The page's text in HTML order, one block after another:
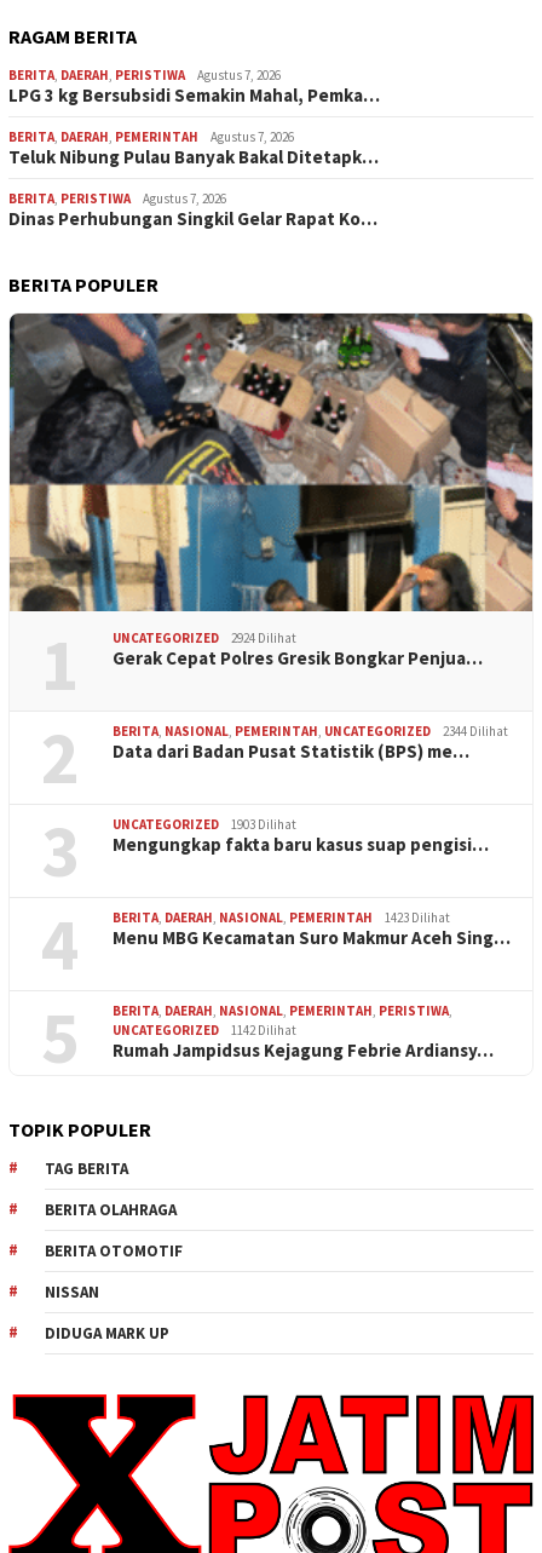
RAGAM BERITA
BERITA, DAERAH, PERISTIWA Agustus 7, 2026
LPG 3 kg Bersubsidi Semakin Mahal, Pemka…
BERITA, DAERAH, PEMERINTAH Agustus 7, 2026
Teluk Nibung Pulau Banyak Bakal Ditetapk…
BERITA, PERISTIWA Agustus 7, 2026
Dinas Perhubungan Singkil Gelar Rapat Ko…
BERITA POPULER
1 UNCATEGORIZED 2924 Dilihat
Gerak Cepat Polres Gresik Bongkar Penjua…
2 BERITA, NASIONAL, PEMERINTAH, UNCATEGORIZED 2344 Dilihat
Data dari Badan Pusat Statistik (BPS) me…
3 UNCATEGORIZED 1903 Dilihat
Mengungkap fakta baru kasus suap pengisi…
4 BERITA, DAERAH, NASIONAL, PEMERINTAH 1423 Dilihat
Menu MBG Kecamatan Suro Makmur Aceh Sing…
5 BERITA, DAERAH, NASIONAL, PEMERINTAH, PERISTIWA,
UNCATEGORIZED
1142 Dilihat
Rumah Jampidsus Kejagung Febrie Ardiansy…
TOPIK POPULER
TAG BERITA
BERITA OLAHRAGA
BERITA OTOMOTIF
NISSAN
DIDUGA MARK UP